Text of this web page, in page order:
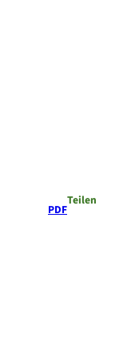
PDF
Teilen